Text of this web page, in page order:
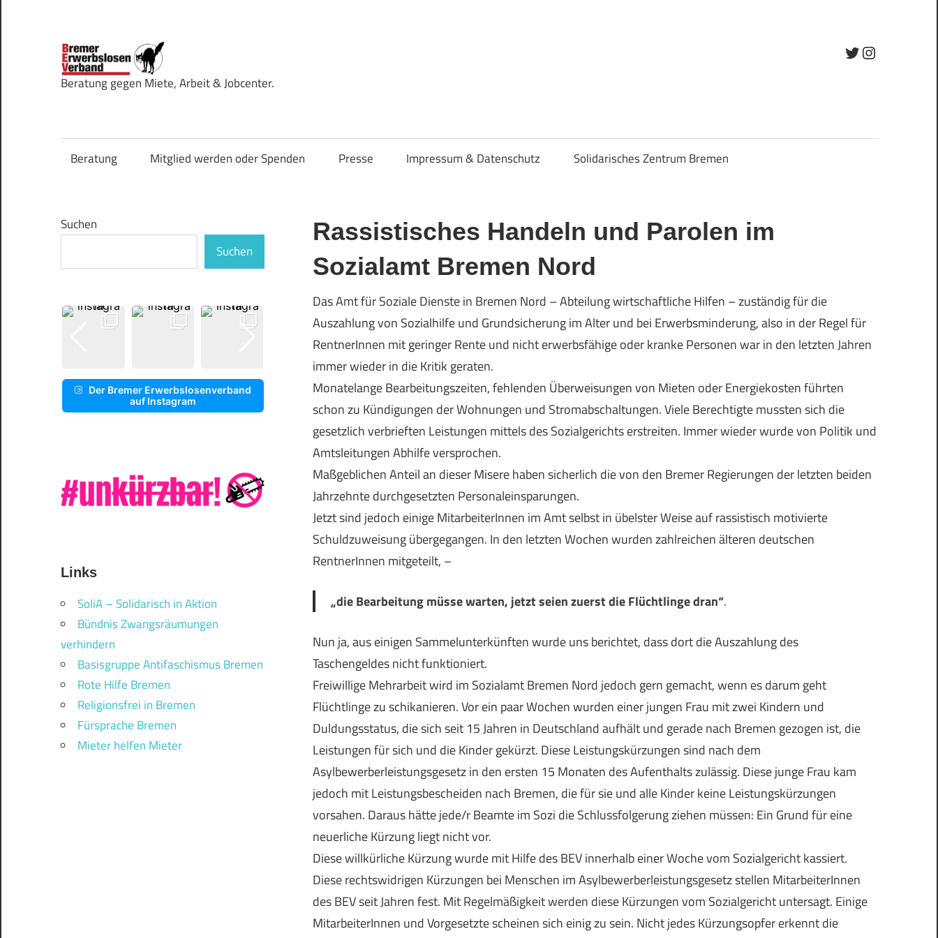
springen
Beratung gegen Miete, Arbeit & Jobcenter.
TwitterInstagram
Beratung Mitglied werden oder Spenden Presse Impressum & Datenschutz Solidarisches Zentrum Bremen
Rassistisches Handeln und Parolen im
Sozialamt Bremen Nord
Das Amt für Soziale Dienste in Bremen Nord – Abteilung wirtschaftliche Hilfen – zuständig für die
Auszahlung von Sozialhilfe und Grundsicherung im Alter und bei Erwerbsminderung, also in der Regel für
RentnerInnen mit geringer Rente und nicht erwerbsfähige oder kranke Personen war in den letzten Jahren
immer wieder in die Kritik geraten.
Monatelange Bearbeitungszeiten, fehlenden Überweisungen von Mieten oder Energiekosten führten
schon zu Kündigungen der Wohnungen und Stromabschaltungen. Viele Berechtigte mussten sich die
gesetzlich verbrieften Leistungen mittels des Sozialgerichts erstreiten. Immer wieder wurde von Politik und
Amtsleitungen Abhilfe versprochen.
Maßgeblichen Anteil an dieser Misere haben sicherlich die von den Bremer Regierungen der letzten beiden
Jahrzehnte durchgesetzten Personaleinsparungen.
Jetzt sind jedoch einige MitarbeiterInnen im Amt selbst in übelster Weise auf rassistisch motivierte
Schuldzuweisung übergegangen. In den letzten Wochen wurden zahlreichen älteren deutschen
RentnerInnen mitgeteilt, –
„die Bearbeitung müsse warten, jetzt seien zuerst die Flüchtlinge dran“.
Nun ja, aus einigen Sammelunterkünften wurde uns berichtet, dass dort die Auszahlung des
Taschengeldes nicht funktioniert.
Freiwillige Mehrarbeit wird im Sozialamt Bremen Nord jedoch gern gemacht, wenn es darum geht
Flüchtlinge zu schikanieren. Vor ein paar Wochen wurden einer jungen Frau mit zwei Kindern und
Duldungsstatus, die sich seit 15 Jahren in Deutschland aufhält und gerade nach Bremen gezogen ist, die
Leistungen für sich und die Kinder gekürzt. Diese Leistungskürzungen sind nach dem
Asylbewerberleistungsgesetz in den ersten 15 Monaten des Aufenthalts zulässig. Diese junge Frau kam
jedoch mit Leistungsbescheiden nach Bremen, die für sie und alle Kinder keine Leistungskürzungen
vorsahen. Daraus hätte jede/r Beamte im Sozi die Schlussfolgerung ziehen müssen: Ein Grund für eine
neuerliche Kürzung liegt nicht vor.
Diese willkürliche Kürzung wurde mit Hilfe des BEV innerhalb einer Woche vom Sozialgericht kassiert.
Diese rechtswidrigen Kürzungen bei Menschen im Asylbewerberleistungsgesetz stellen MitarbeiterInnen
des BEV seit Jahren fest. Mit Regelmäßigkeit werden diese Kürzungen vom Sozialgericht untersagt. Einige
MitarbeiterInnen und Vorgesetzte scheinen sich einig zu sein. Nicht jedes Kürzungsopfer erkennt die
Suchen
Suchen
Der Bremer Erwerbslosenverband
auf Instagram
Links
SoliA – Solidarisch in Aktion
Bündnis Zwangsräumungen
verhindern
Basisgruppe Antifaschismus Bremen
Rote Hilfe Bremen
Religionsfrei in Bremen
Fürsprache Bremen
Mieter helfen Mieter